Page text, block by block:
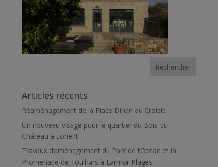
Articles récents
Réaménagement de la Place Dinan au Croisic
Un nouveau visage pour le quartier du Bois-du-
Château à Lorient
Travaux d’aménagement du Parc de l’Océan et la
Promenade de Toulhars à Larmor Plages